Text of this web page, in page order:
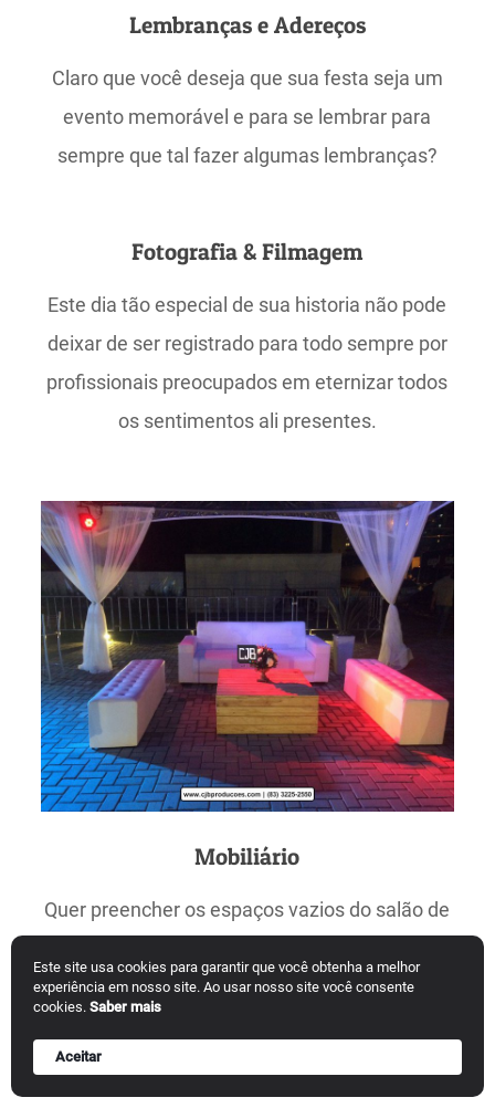
Este site usa cookies para garantir que você obtenha a melhor
experiência em nosso site. Ao usar nosso site você consente
cookies. Saber mais
Aceitar
Lembranças e Adereços
Claro que você deseja que sua festa seja um
evento memorável e para se lembrar para
sempre que tal fazer algumas lembranças?
Fotografia & Filmagem
Este dia tão especial de sua historia não pode
deixar de ser registrado para todo sempre por
profissionais preocupados em eternizar todos
os sentimentos ali presentes.
Mobiliário
Quer preencher os espaços vazios do salão de
aconchegante e sofisticada a seus